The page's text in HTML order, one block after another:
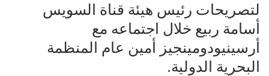
لتصريحات رئيس هيئة قناة السويس
أسامة ربيع خلال اجتماعه مع
أرسينيودومينجيز أمين عام المنظمة
البحرية الدولية.